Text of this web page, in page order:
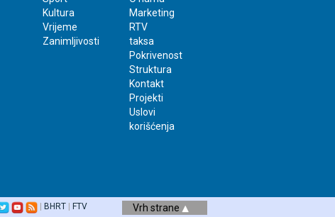
Kultura
Vrijeme
Zanimljivosti
Marketing
RTV
taksa
Pokrivenost
Struktura
Kontakt
Projekti
Uslovi
korišćenja
BHRT FTV Vrh strane